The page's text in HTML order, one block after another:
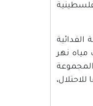
الفلسطينية
الفدائية
مياه نهر